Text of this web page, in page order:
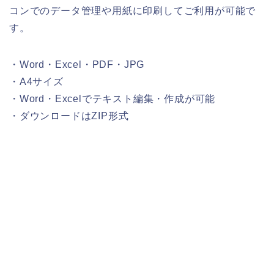
コンでのデータ管理や用紙に印刷してご利用が可能で
す。
・Word・Excel・PDF・JPG
・A4サイズ
・Word・Excelでテキスト編集・作成が可能
・ダウンロードはZIP形式